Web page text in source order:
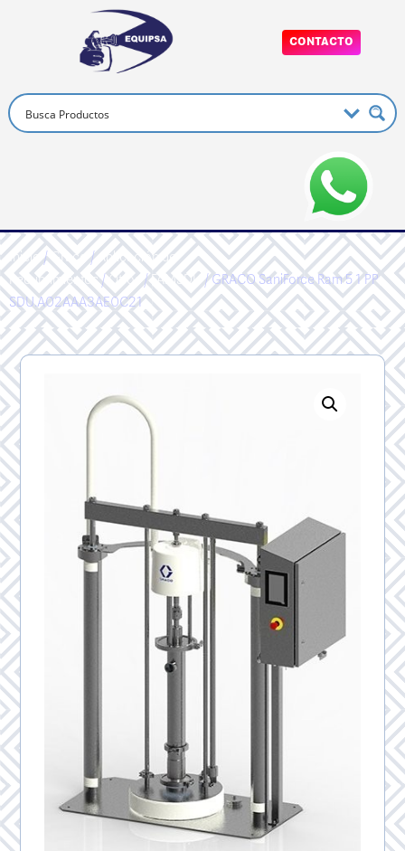
CONTACTO
Inicio/Graco/Aplicación de
Recubrimientos/Otros/FAMSDU/ GRACO SaniForce Ram 5 1 PP
SDU.A02AAA3AE0C21